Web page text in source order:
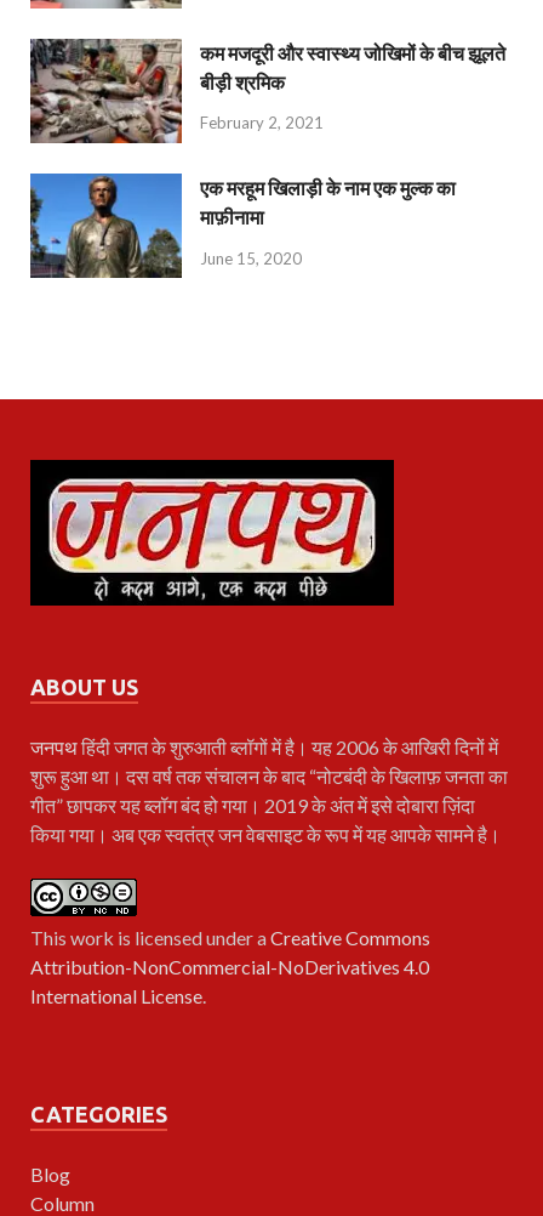
कम मजदूरी और स्वास्थ्य जोखिमों के बीच झूलते
बीड़ी श्रमिक
February 2, 2021
एक मरहूम खिलाड़ी के नाम एक मुल्क का
माफ़ीनामा
June 15, 2020
ABOUT US
जनपथहिंदी जगत के शुरुआती ब्लॉगों में है। यह 2006 के आखिरी दिनों में
शुरू हुआ था। दस वर्ष तक संचालन के बाद “नोटबंदी के खिलाफ़ जनता का
गीत” छापकर यह ब्लॉग बंद हो गया। 2019 के अंत में इसे दोबारा ज़िंदा
किया गया। अब एक स्वतंत्र जन वेबसाइट के रूप में यह आपके सामने है।
This work is licensed under aCreative Commons
Attribution-NonCommercial-NoDerivatives 4.0
International License.
CATEGORIES
Blog
Column